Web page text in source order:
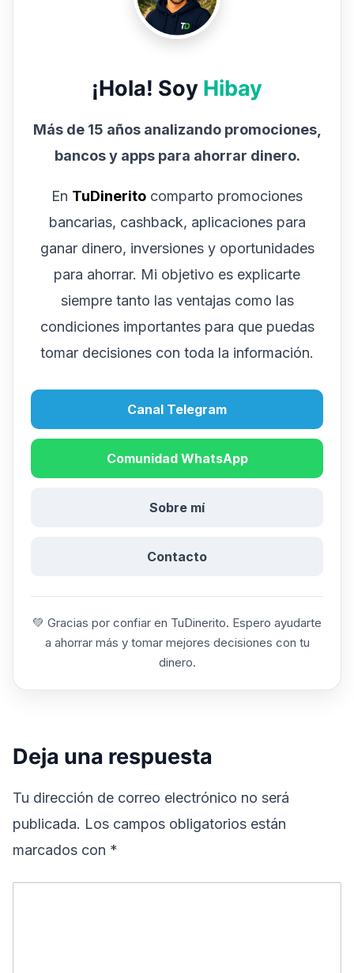
¡Hola! Soy Hibay
Más de 15 años analizando promociones,
bancos y apps para ahorrar dinero.
En TuDinerito comparto promociones
bancarias, cashback, aplicaciones para
ganar dinero, inversiones y oportunidades
para ahorrar. Mi objetivo es explicarte
siempre tanto las ventajas como las
condiciones importantes para que puedas
tomar decisiones con toda la información.
Canal Telegram
Comunidad WhatsApp
Sobre mí
Contacto
💚 Gracias por confiar en TuDinerito. Espero ayudarte
a ahorrar más y tomar mejores decisiones con tu
dinero.
Deja una respuesta
Tu dirección de correo electrónico no será
publicada. Los campos obligatorios están
marcados con *